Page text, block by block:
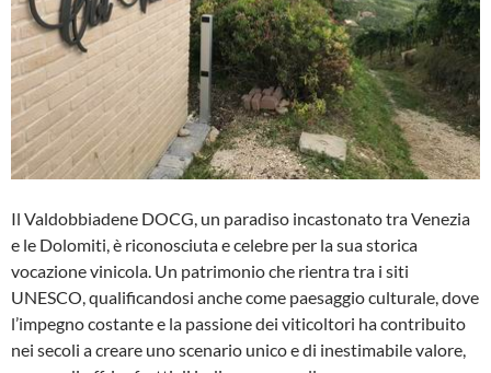
Il Valdobbiadene DOCG, un paradiso incastonato tra Venezia
e le Dolomiti, è riconosciuta e celebre per la sua storica
vocazione vinicola. Un patrimonio che rientra tra i siti
UNESCO, qualificandosi anche come paesaggio culturale, dove
l’impegno costante e la passione dei viticoltori ha contribuito
nei secoli a creare uno scenario unico e di inestimabile valore,